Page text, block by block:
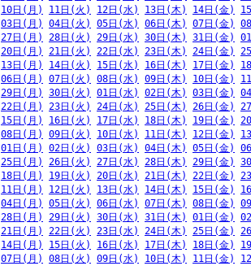
10日(月) 11日(火) 12日(水) 13日(木) 14日(金)
03日(月) 04日(火) 05日(水) 06日(木) 07日(金)
27日(月) 28日(火) 29日(水) 30日(木) 31日(金)
20日(月) 21日(火) 22日(水) 23日(木) 24日(金)
13日(月) 14日(火) 15日(水) 16日(木) 17日(金)
06日(月) 07日(火) 08日(水) 09日(木) 10日(金)
29日(月) 30日(火) 01日(水) 02日(木) 03日(金)
22日(月) 23日(火) 24日(水) 25日(木) 26日(金)
15日(月) 16日(火) 17日(水) 18日(木) 19日(金)
08日(月) 09日(火) 10日(水) 11日(木) 12日(金)
01日(月) 02日(火) 03日(水) 04日(木) 05日(金)
25日(月) 26日(火) 27日(水) 28日(木) 29日(金)
18日(月) 19日(火) 20日(水) 21日(木) 22日(金)
11日(月) 12日(火) 13日(水) 14日(木) 15日(金)
04日(月) 05日(火) 06日(水) 07日(木) 08日(金)
28日(月) 29日(火) 30日(水) 31日(木) 01日(金)
21日(月) 22日(火) 23日(水) 24日(木) 25日(金)
14日(月) 15日(火) 16日(水) 17日(木) 18日(金)
07日(月) 08日(火) 09日(水) 10日(木) 11日(金)